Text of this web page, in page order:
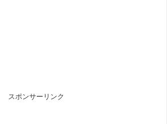
スポンサーリンク